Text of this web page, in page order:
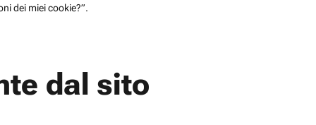
dei miei cookie?”.
dal sito